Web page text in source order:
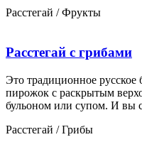
Расстегай / Фрукты
Расстегай с грибами
Это традиционное русское
пирожок с раскрытым
бульоном или супом. И вы
Расстегай / Грибы